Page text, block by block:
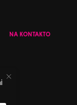
NA KONTAKTO